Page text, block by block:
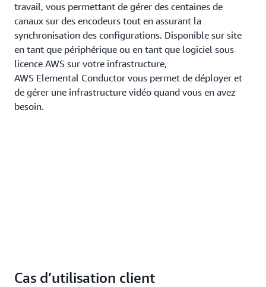
travail, vous permettant de gérer des centaines de
canaux sur des encodeurs tout en assurant la
synchronisation des configurations. Disponible sur site
en tant que périphérique ou en tant que logiciel sous
licence AWS sur votre infrastructure,
AWS Elemental Conductor vous permet de déployer et
de gérer une infrastructure vidéo quand vous en avez
besoin.
Cas d’utilisation client